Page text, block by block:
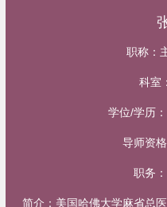
职称：
科室：
学位/学历：
导师资格
职务：
简介： 美国哈佛大学麻省总